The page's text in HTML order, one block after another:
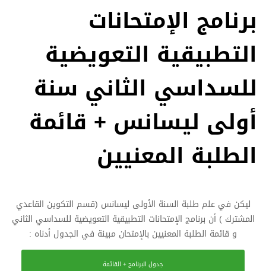
برنامج الإمتحانات
التطبيقية التعويضية
للسداسي الثاني سنة
أولى ليسانس + قائمة
الطلبة المعنيين
ليكن في علم طلبة السنة الأولى ليسانس (قسم التكوين القاعدي
المشترك ) أن برنامج الإمتحانات التطبيقية التعويضية للسداسي الثاني
و قائمة الطلبة المعنيين بالإمتحان مبينة في الجدول أدناه :
جدول البرنامج + القائمة